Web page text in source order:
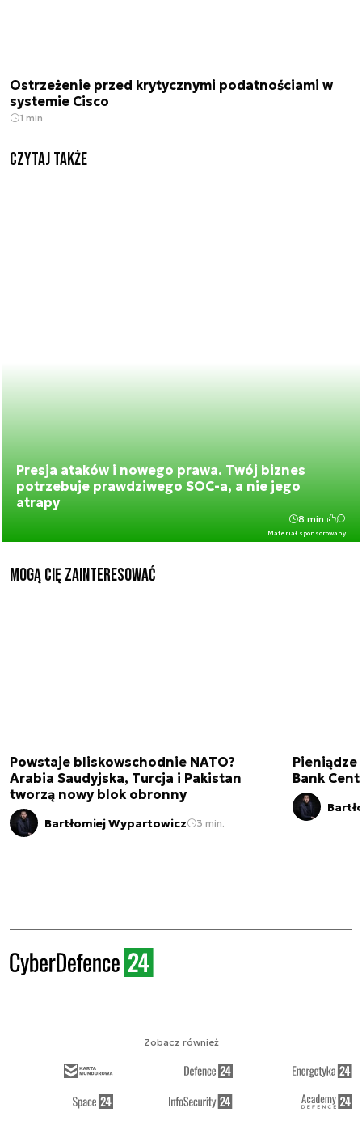
Ostrzeżenie przed krytycznymi podatnościami w
systemie Cisco
1 min.
Czytaj także
Presja ataków i nowego prawa. Twój biznes
potrzebuje prawdziwego SOC-a, a nie jego
atrapy
Materiał sponsorowany
8 min.
Mogą Cię zainteresować
Powstaje bliskowschodnie NATO?
Arabia Saudyjska, Turcja i Pakistan
tworzą nowy blok obronny
Bartłomiej Wypartowicz 3 min.
Pieniądze
Bank
Zobacz również